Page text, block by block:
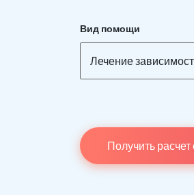
Вид помощи
Лечение зависимости от
Получить расчет